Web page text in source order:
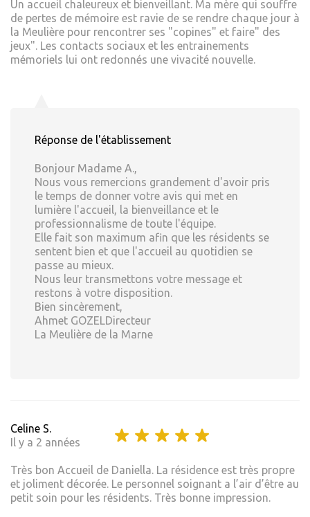
Un accueil chaleureux et bienveillant. Ma mère qui souffre
de pertes de mémoire est ravie de se rendre chaque jour à
la Meulière pour rencontrer ses "copines" et faire" des
jeux". Les contacts sociaux et les entrainements
mémoriels lui ont redonnés une vivacité nouvelle.
Réponse de l'établissement
Bonjour Madame A.,
Nous vous remercions grandement d'avoir pris
le temps de donner votre avis qui met en
lumière l'accueil, la bienveillance et le
professionnalisme de toute l'équipe.
Elle fait son maximum afin que les résidents se
sentent bien et que l'accueil au quotidien se
passe au mieux.
Nous leur transmettons votre message et
restons à votre disposition.
Bien sincèrement,
Ahmet GOZELDirecteur
La Meulière de la Marne
Celine S.
Il y a 2 années
Très bon Accueil de Daniella. La résidence est très propre
et joliment décorée. Le personnel soignant a l’air d’être au
petit soin pour les résidents. Très bonne impression.